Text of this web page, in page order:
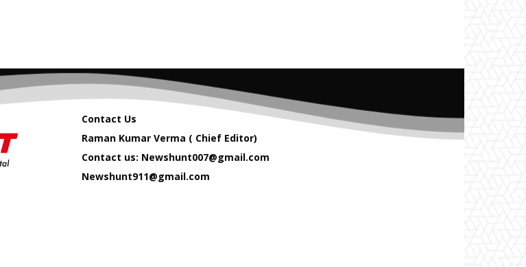
Contact Us
Raman Kumar Verma ( Chief Editor)
Contact us: Newshunt007@gmail.com
Newshunt911@gmail.com